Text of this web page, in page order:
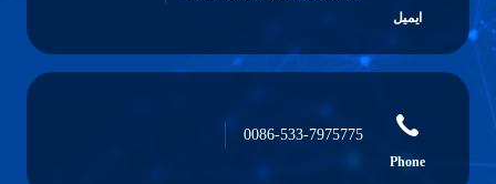
ایمیل
Phone
0086-533-7975775